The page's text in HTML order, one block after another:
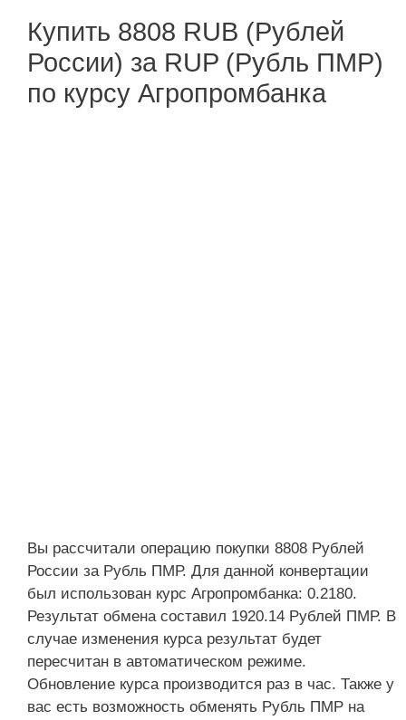
Купить 8808 RUB (Рублей
России) за RUP (Рубль ПМР)
по курсу Агропромбанка
Вы рассчитали операцию покупки 8808 Рублей
России за Рубль ПМР. Для данной конвертации
был использован курс Агропромбанка: 0.2180.
Результат обмена составил 1920.14 Рублей ПМР. В
случае изменения курса результат будет
пересчитан в автоматическом режиме.
Обновление курса производится раз в час. Также у
вас есть возможность обменять Рубль ПМР на